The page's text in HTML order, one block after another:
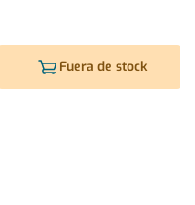
Fuera de stock